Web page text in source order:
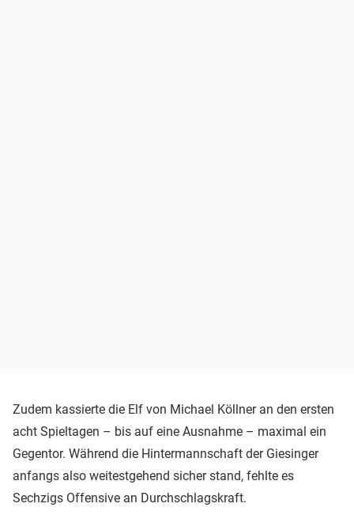
Zudem kassierte die Elf von Michael Köllner an den ersten
acht Spieltagen – bis auf eine Ausnahme – maximal ein
Gegentor. Während die Hintermannschaft der Giesinger
anfangs also weitestgehend sicher stand, fehlte es
Sechzigs Offensive an Durchschlagskraft.